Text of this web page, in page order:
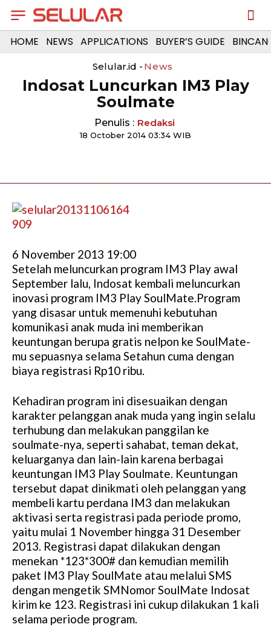
HOME NEWS APPLICATIONS BUYER’S GUIDE
Selular.id - News
Indosat Luncurkan IM3 Play
Soulmate
Penulis : Redaksi
18 October 2014 03:34 WIB
6 November 2013 19:00
Setelah meluncurkan program IM3 Play awal
September lalu, Indosat kembali meluncurkan
inovasi program IM3 Play SoulMate.Program
yang disasar untuk memenuhi kebutuhan
komunikasi anak muda ini memberikan
keuntungan berupa gratis nelpon ke SoulMate-
mu sepuasnya selama Setahun cuma dengan
biaya registrasi Rp10 ribu.
Kehadiran program ini disesuaikan dengan
karakter pelanggan anak muda yang ingin selalu
terhubung dan melakukan panggilan ke
soulmate-nya, seperti sahabat, teman dekat,
keluarganya dan lain-lain karena berbagai
keuntungan IM3 Play Soulmate. Keuntungan
tersebut dapat dinikmati oleh pelanggan yang
membeli kartu perdana IM3 dan melakukan
aktivasi serta registrasi pada periode promo,
yaitu mulai 1 November hingga 31 Desember
2013. Registrasi dapat dilakukan dengan
menekan *123*300# dan kemudian memilih
paket IM3 Play SoulMate atau melalui SMS
dengan mengetik SMNomor SoulMate Indosat
kirim ke 123. Registrasi ini cukup dilakukan 1 kali
selama periode program.